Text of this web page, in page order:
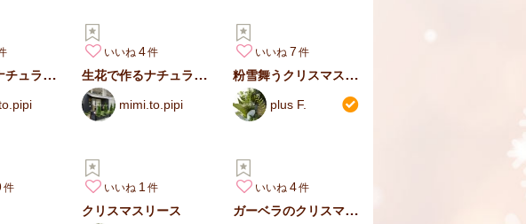
生花で作るナチュラルハーフリース
いいね 4
生花で作るナチュラルクリスマスリース
mimi.to.pipi
いいね 7
粉雪舞うクリスマスリース
plus F.
いいね 1
クリスマスリース
いいね 4
ガーベラのクリスマスアレンジ